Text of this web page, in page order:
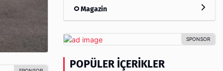
Magazin
POPÜLER İÇERIKLER